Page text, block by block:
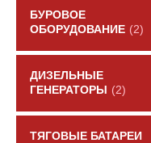
БУРОВОЕ
ОБОРУДОВАНИЕ (2)
ДИЗЕЛЬНЫЕ
ГЕНЕРАТОРЫ
(2)
ТЯГОВЫЕ БАТАРЕИ